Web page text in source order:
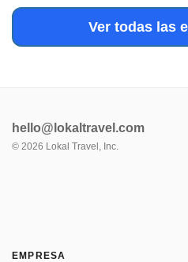
Ver todas las
hello@lokaltravel.com
© 2026 Lokal Travel, Inc.
EMPRESA